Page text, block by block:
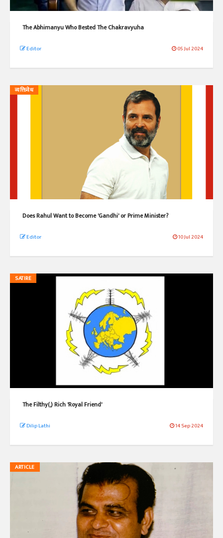
The Abhimanyu Who Bested The Chakravyuha
Editor 05 Jul 2024
व्यक्तिवेध
Does Rahul Want to Become 'Gandhi' or Prime Minister?
Editor 10 Jul 2024
SATIRE
The Filthy(,) Rich 'Royal Friend'
Dilip Lathi 14 Sep 2024
ARTICLE